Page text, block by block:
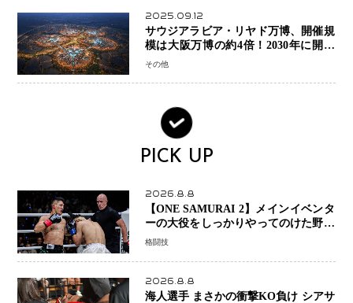
2025.09.12
サウジアラビア・リヤド万博、開催規
模は大阪万博の約4倍！2030年に開幕
予定
その他
PICK UP
2026.8.8
【ONE SAMURAI 2】メインイベンタ
ーの大役をしっかりやってのけた野杁
正明が衝撃のリベンジ！ リウ・メン
ーで完全決着
格闘技
2026.8.8
海人選手 まさかの衝撃KO負け シアサ